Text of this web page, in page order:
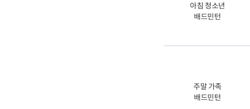
아침 청소년
배드민턴
주말 가족
배드민턴